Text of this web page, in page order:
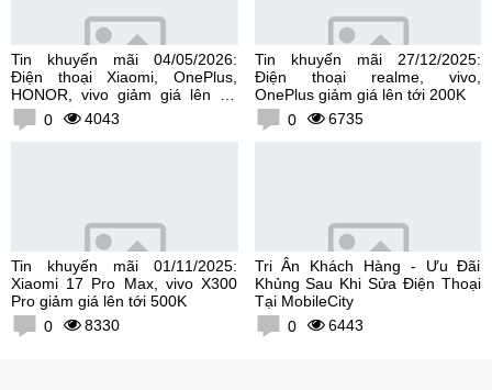
Tin khuyến mãi 04/05/2026:
Điện thoại Xiaomi, OnePlus,
HONOR, vivo giảm giá lên tới
300K0 4043
Tin khuyến mãi 27/12/2025:
Điện thoại realme, vivo,
OnePlus giảm giá lên tới 200K
0
6735
Tin khuyến mãi 01/11/2025:
Xiaomi 17 Pro Max, vivo X300
Pro giảm giá lên tới 500K
0
8330
Tri Ân Khách Hàng - Ưu Đãi
Khủng Sau Khi Sửa Điện Thoại
Tại MobileCity
0
6443